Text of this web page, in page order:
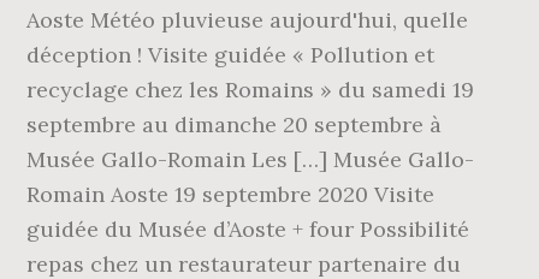
Aoste Météo pluvieuse aujourd'hui, quelle
déception ! Visite guidée « Pollution et
recyclage chez les Romains » du samedi 19
septembre au dimanche 20 septembre à
Musée Gallo-Romain Les […] Musée Gallo-
Romain Aoste 19 septembre 2020 Visite
guidée du Musée d’Aoste + four Possibilité
repas chez un restaurateur partenaire du